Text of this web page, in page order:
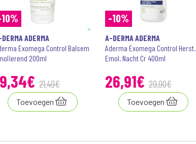
ADERMA
Exomega Control Balsem
200ml
,34€ 21,49€
Toevoegen
-10%
A-DERMA ADERMA
Aderma Exomega Control Herst.
Emol. Nacht Cr 400ml
26,91€ 29,90€
Toevoegen